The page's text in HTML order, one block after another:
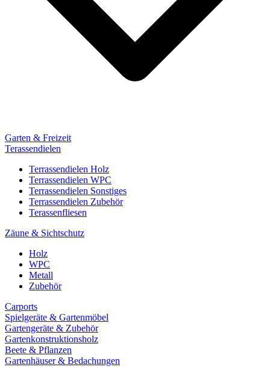
Garten & Freizeit
Terassendielen
Terrassendielen Holz
Terrassendielen WPC
Terrassendielen Sonstiges
Terrassendielen Zubehör
Terassenfliesen
Zäune & Sichtschutz
Holz
WPC
Metall
Zubehör
Carports
Spielgeräte & Gartenmöbel
Gartengeräte & Zubehör
Gartenkonstruktionsholz
Beete & Pflanzen
Gartenhäuser & Bedachungen